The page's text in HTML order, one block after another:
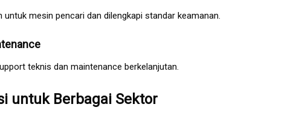
untuk mesin pencari dan dilengkapi standar keamanan.
teknis dan maintenance berkelanjutan.
untuk Berbagai Sektor